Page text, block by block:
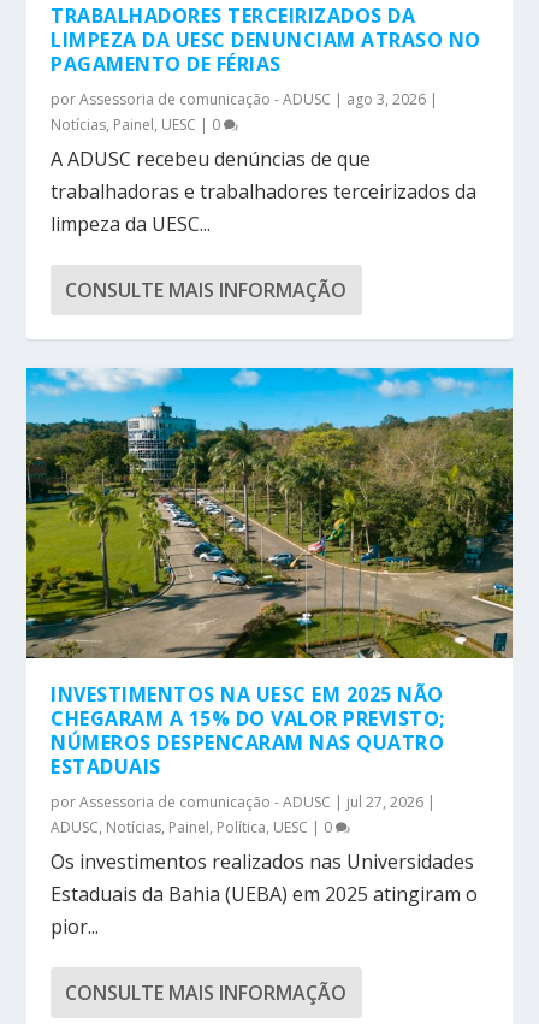
TRABALHADORES TERCEIRIZADOS DA
LIMPEZA DA UESC DENUNCIAM ATRASO NO
PAGAMENTO DE FÉRIAS
porAssessoria de comunicação - ADUSC | ago 3, 2026 |
Notícias, Painel, UESC | 0
A ADUSC recebeu denúncias de que
trabalhadoras e trabalhadores terceirizados da
limpeza da UESC...
CONSULTE MAIS INFORMAÇÃO
INVESTIMENTOS NA UESC EM 2025 NÃO
CHEGARAM A 15% DO VALOR PREVISTO;
NÚMEROS DESPENCARAM NAS QUATRO
ESTADUAIS
porAssessoria de comunicação - ADUSC | jul 27, 2026 |
ADUSC, Notícias, Painel, Política, UESC | 0
Os investimentos realizados nas Universidades
Estaduais da Bahia (UEBA) em 2025 atingiram o
pior...
CONSULTE MAIS INFORMAÇÃO